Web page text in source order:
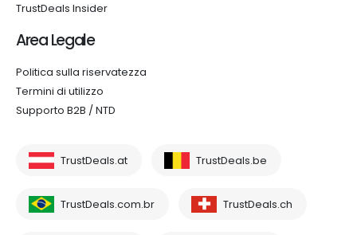
TrustDeals Insider
Area Legale
Politica sulla riservatezza
Termini di utilizzo
Supporto B2B / NTD
TrustDeals.at TrustDeals.be
TrustDeals.com.br TrustDeals.ch